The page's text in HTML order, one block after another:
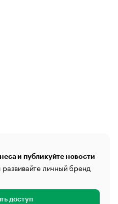
и публикуйте новости
личный бренд
доступ